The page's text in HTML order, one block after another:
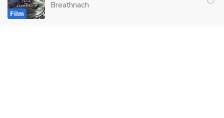
Film
Breathnach